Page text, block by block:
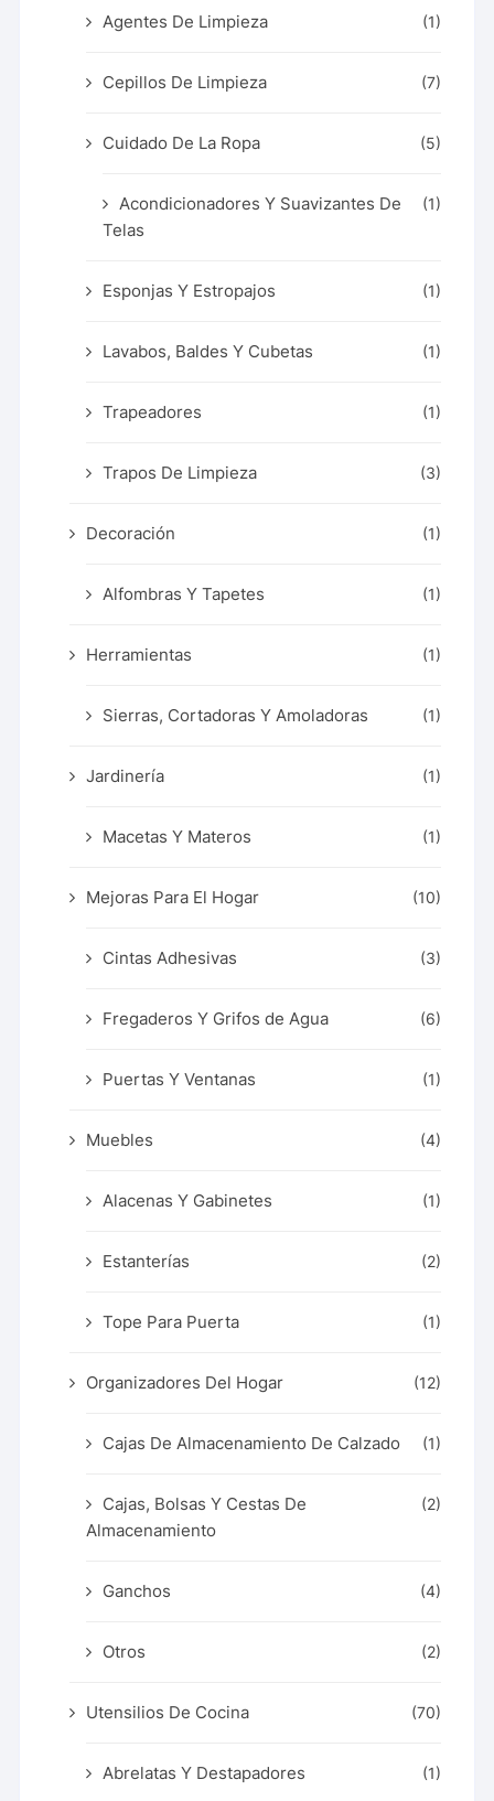
Agentes De Limpieza (1)
Cepillos De Limpieza (7)
Cuidado De La Ropa (5)
Acondicionadores Y Suavizantes De
Telas
(1)
Esponjas Y Estropajos (1)
Lavabos, Baldes Y Cubetas (1)
Trapeadores (1)
Trapos De Limpieza (3)
Decoración (1)
Alfombras Y Tapetes (1)
Herramientas (1)
Sierras, Cortadoras Y Amoladoras (1)
Jardinería (1)
Macetas Y Materos (1)
Mejoras Para El Hogar (10)
Cintas Adhesivas (3)
Fregaderos Y Grifos de Agua (6)
Puertas Y Ventanas (1)
Muebles (4)
Alacenas Y Gabinetes (1)
Estanterías (2)
Tope Para Puerta (1)
Organizadores Del Hogar (12)
Cajas De Almacenamiento De Calzado (1)
Cajas, Bolsas Y Cestas De
Almacenamiento
(2)
Ganchos (4)
Otros (2)
Utensilios De Cocina (70)
Abrelatas Y Destapadores (1)